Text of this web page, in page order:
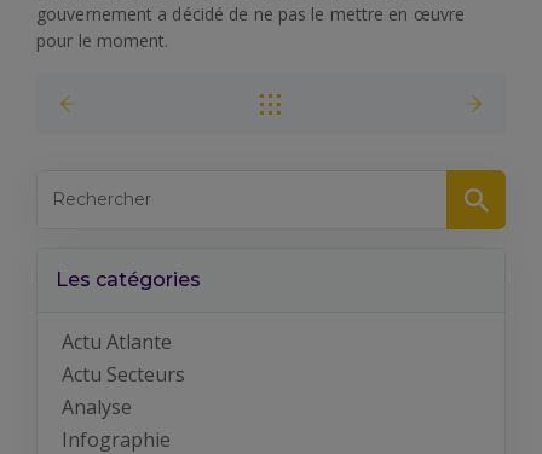
gouvernement a décidé de ne pas le mettre en œuvre
pour le moment.
Les catégories
Actu Atlante
Actu Secteurs
Analyse
Infographie